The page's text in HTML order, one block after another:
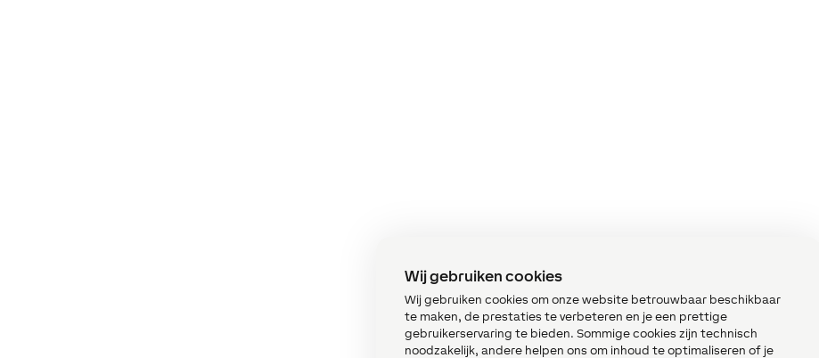
Wij gebruiken cookies
Wij gebruiken cookies om onze website betrouwbaar beschikbaar
te maken, de prestaties te verbeteren en je een prettige
gebruikerservaring te bieden. Sommige cookies zijn technisch
noodzakelijk, andere helpen ons om inhoud te optimaliseren of je